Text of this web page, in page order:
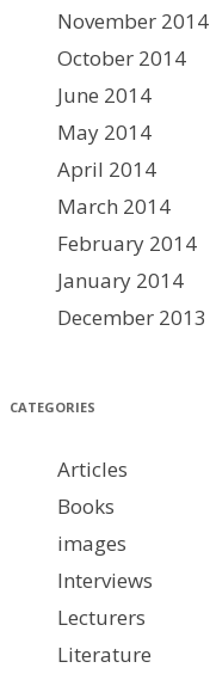
November 2014
October 2014
June 2014
May 2014
April 2014
March 2014
February 2014
January 2014
December 2013
CATEGORIES
Articles
Books
images
Interviews
Lecturers
Literature